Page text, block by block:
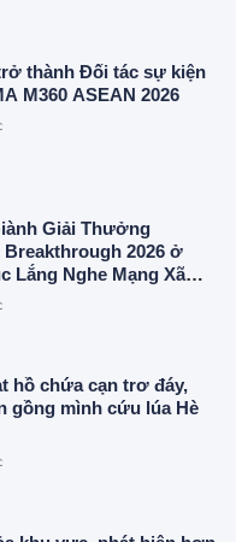
thành Đối tác sự kiện
M360 ASEAN 2026
Giải Thưởng
Breakthrough 2026 ở
Lắng Nghe Mạng Xã
Phối Thông Cáo Báo
hồ chứa cạn trơ đáy,
gồng mình cứu lúa Hè